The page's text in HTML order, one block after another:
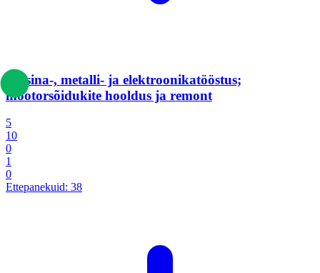
Masina-, metalli- ja elektroonikatööstus;
mootorsõidukite hooldus ja remont
5
10
0
1
0
Ettepanekuid: 38